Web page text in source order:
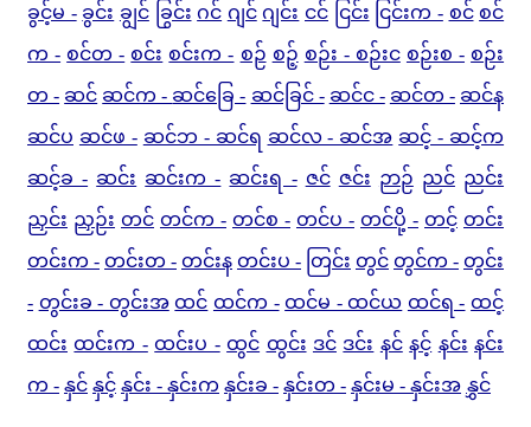
ခွင့်မ - ခွင်း ချွင် ခြွင်း ဂင် ဂျင် ဂျင်း ငင် ငြင်း ငြင်းက - စင် စင်
က - စင်တ - စင်း စင်းက - စဉ် စဉ့် စဉ်း - စဉ်းင စဉ်းစ - စဉ်း
တ - ဆင် ဆင်က - ဆင်ခြေ - ဆင်ခြင် - ဆင်င - ဆင်တ - ဆင်န
ဆင်ပ ဆင်ဖ - ဆင်ဘ - ဆင်ရ ဆင်လ - ဆင်အ ဆင့် - ဆင့်က
ဆင့်ခ - ဆင်း ဆင်းက - ဆင်းရ - ဇင် ဇင်း ဉာဉ် ညင် ညင်း
ညှင်း ညှဉ်း တင် တင်က - တင်စ - တင်ပ - တင်ပို့ - တင့် တင်း
တင်းက - တင်းတ - တင်းန တင်းပ - တြင်း တွင် တွင်က - တွင်း
- တွင်းခ - တွင်းအ ထင် ထင်က - ထင်မ - ထင်ယ ထင်ရ - ထင့်
ထင်း ထင်းက - ထင်းပ - ထွင် ထွင်း ဒင် ဒင်း နင် နင့် နင်း နင်း
က - နှင် နှင့် နှင်း - နှင်းက နှင်းခ - နှင်းတ - နှင်းမ - နှင်းအ နွှင်